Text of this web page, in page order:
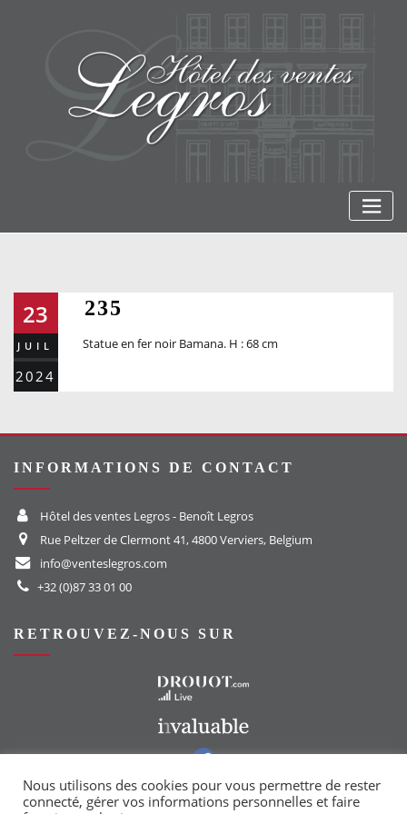
23
JUIL
2024
235
Statue en fer noir Bamana. H : 68 cm
INFORMATIONS DE CONTACT
Hôtel des ventes Legros - Benoît Legros
Rue Peltzer de Clermont 41, 4800 Verviers, Belgium
info@venteslegros.com
+32 (0)87 33 01 00
RETROUVEZ-NOUS SUR
Vers notre groupe Facebook
Nous utilisons des cookies pour vous permettre de rester
connecté, gérer vos informations personnelles et faire